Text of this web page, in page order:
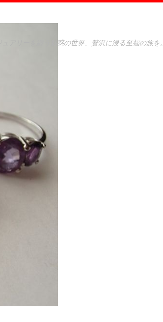
ュアリーを纏う魅惑の世界、贅沢に浸る至福の旅を。